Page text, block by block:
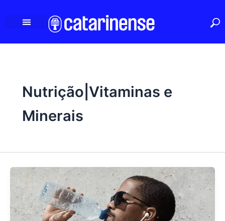
conteúdo
Nutrição|Vitaminas e
Minerais